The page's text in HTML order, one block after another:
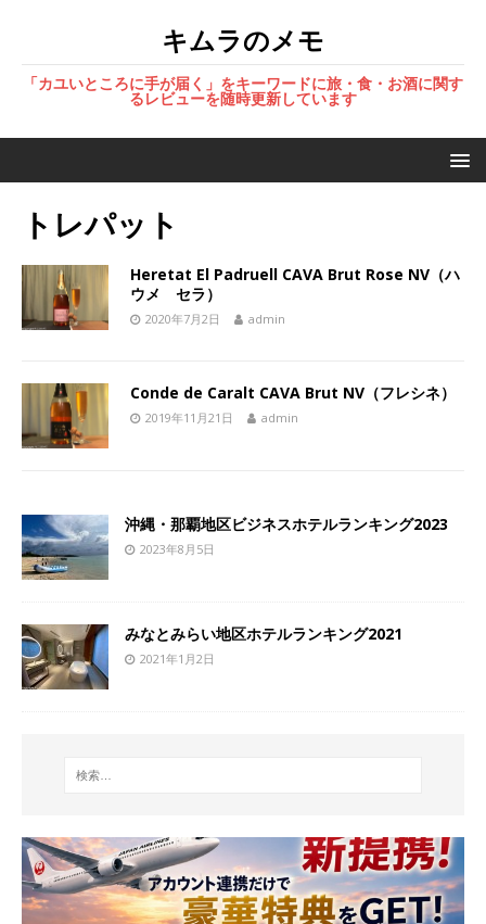
キムラのメモ
「カユいところに手が届く」をキーワードに旅・食・お酒に関す
るレビューを随時更新しています
トレパット
Heretat El Padruell CAVA Brut Rose NV（ハ
ウメ セラ）
2020年7月2日 admin
Conde de Caralt CAVA Brut NV（フレシネ）
2019年11月21日 admin
沖縄・那覇地区ビジネスホテルランキング2023
2023年8月5日
みなとみらい地区ホテルランキング2021
2021年1月2日